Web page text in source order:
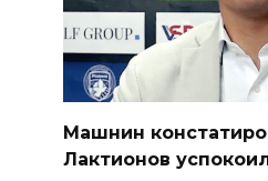
Машнин
Лактионов